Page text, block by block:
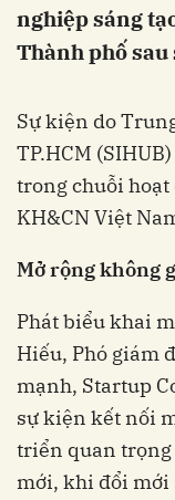
nghiệp sáng
Thành phố
Sự kiện do
TP.HCM
trong chuỗi
KH&CN Việt
Mở rộng không
Phát biểu khai
Hiếu, Phó giám
mạnh, Startup
sự kiện kết nối
triển quan trọng
mới, khi đổi mới